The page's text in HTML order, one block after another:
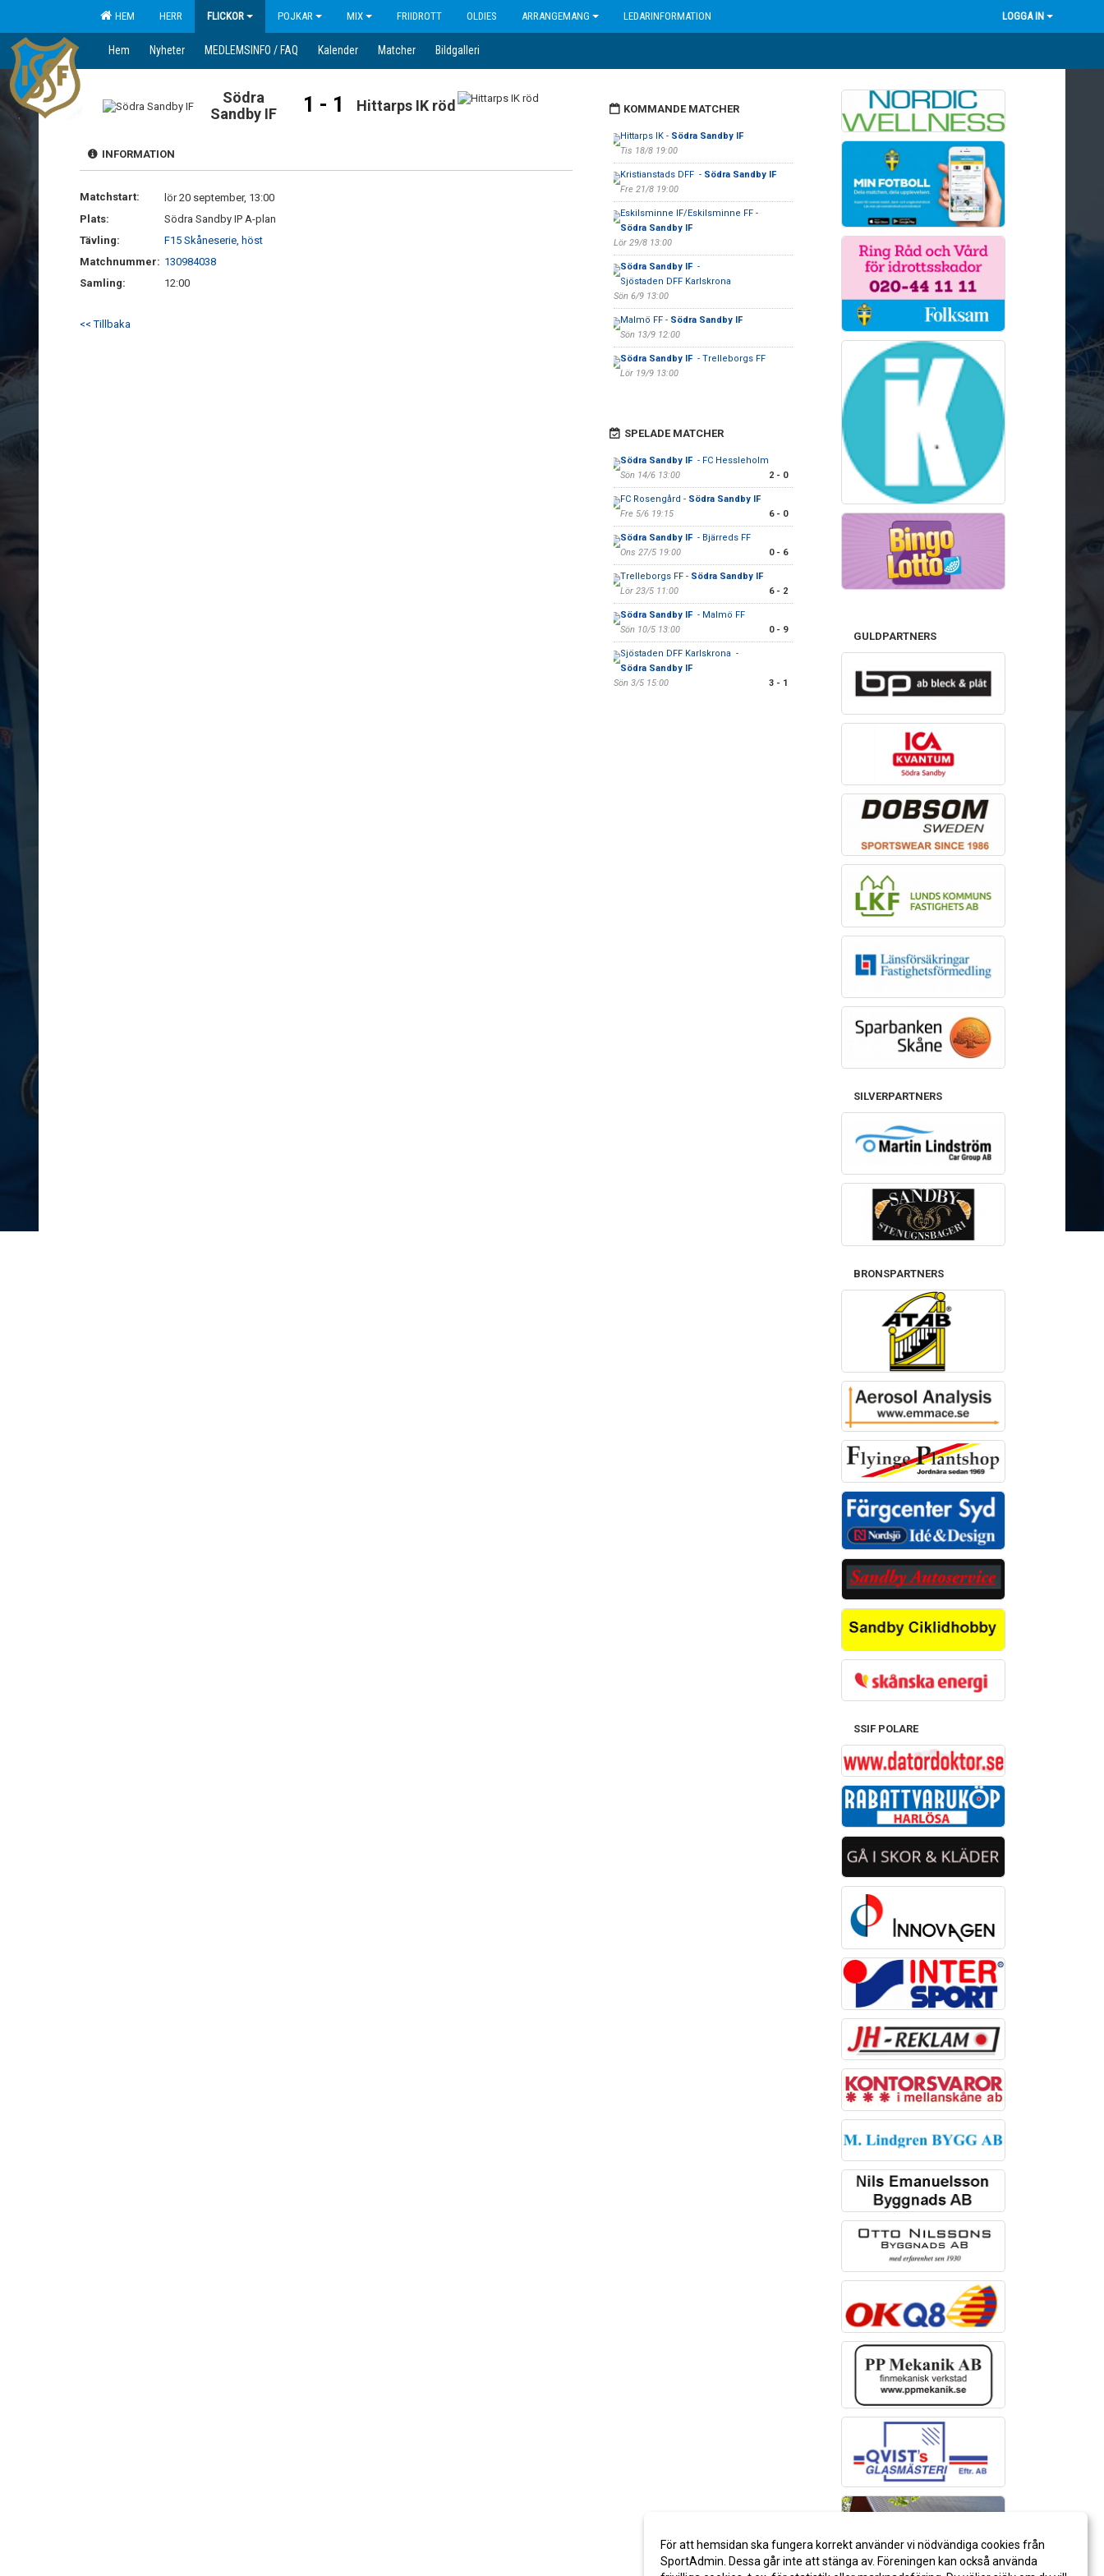
HEM HERR FLICKOR POJKAR MIX FRIIDROTT OLDIES ARRANGEMANG LEDARINFORMATION LOGGA IN
Hem Nyheter MEDLEMSINFO / FAQ Kalender Matcher Bildgalleri
Södra
Sandby IF
1 - 1 Hittarps IK röd
INFORMATION
Matchstart:
lör 20 september, 13:00
Plats:
Södra Sandby IP A-plan
Tävling:
F15 Skåneserie, höst
Matchnummer: 130984038
Samling:
12:00
<< Tillbaka
KOMMANDE MATCHER
Hittarps IK - Södra Sandby IF
Tis 18/8 19:00
Kristianstads DFF - Södra Sandby IF
Fre 21/8 19:00
Eskilsminne IF/Eskilsminne FF -
Södra Sandby IF
Lör 29/8 13:00
Södra Sandby IF -
Sjöstaden DFF Karlskrona
Sön 6/9 13:00
Malmö FF - Södra Sandby IF
Sön 13/9 12:00
Södra Sandby IF - Trelleborgs FF
Lör 19/9 13:00
SPELADE MATCHER
Södra Sandby IF - FC Hessleholm
Sön 14/6 13:00
2 - 0
FC Rosengård - Södra Sandby IF
Fre 5/6 19:15
6 - 0
Södra Sandby IF - Bjärreds FF
Ons 27/5 19:00
0 - 6
Trelleborgs FF - Södra Sandby IF
Lör 23/5 11:00
6 - 2
Södra Sandby IF - Malmö FF
Sön 10/5 13:00
0 - 9
Sjöstaden DFF Karlskrona -
Södra Sandby IF
Sön 3/5 15:00
3 - 1
GULDPARTNERS
SILVERPARTNERS
BRONSPARTNERS
SSIF POLARE
För att hemsidan ska fungera korrekt använder vi nödvändiga cookies från
SportAdmin. Dessa går inte att stänga av. Föreningen kan också använda